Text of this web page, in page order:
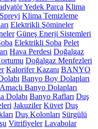
Yedek Parça Klima
Klima Temizleme
Elektrikli Şömineler
Güneş Enerji Sistemleri
Elektrikli Soba Pelet
Hava Perdesi Doğalgaz
Doğalgaz Menfezleri
Kalorifer Kazanı BANYO
Banyo Boy Dolapları
Banyo Dolapları
Dolabı Banyo Rafları Duş
Jakuziler Küvet Duş
Duş Kolonları Sürgülü
Vitrifiyeler Lavabolar